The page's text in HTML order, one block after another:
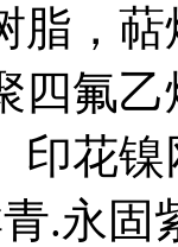
脂，
四氟
印花
.永固